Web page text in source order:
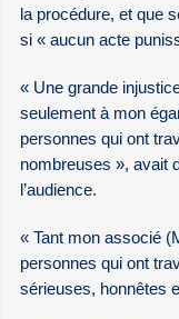
la procédure, et que
si « aucun acte
« Une grande
seulement à mon
personnes qui ont
nombreuses », avait
l’audience.
« Tant mon associé
personnes qui ont
sérieuses, honnêtes